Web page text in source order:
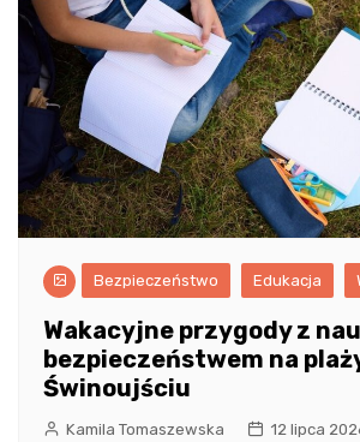
Bezpieczeństwo Edukacja
Wakacyjne przygody z
bezpieczeństwem na
Świnoujściu
Kamila Tomaszewska 12 lipca